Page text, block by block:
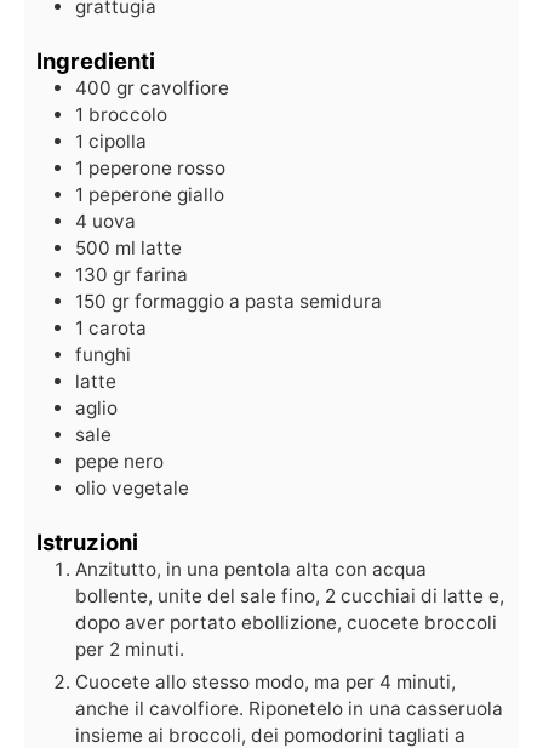
grattugia
Ingredienti
400 gr cavolfiore
1 broccolo
1 cipolla
1 peperone rosso
1 peperone giallo
4 uova
500 ml latte
130 gr farina
150 gr formaggio a pasta semidura
1 carota
funghi
latte
aglio
sale
pepe nero
olio vegetale
Istruzioni
Anzitutto, in una pentola alta con acqua
bollente, unite del sale fino, 2 cucchiai di latte e,
dopo aver portato ebollizione, cuocete broccoli
per 2 minuti.
Cuocete allo stesso modo, ma per 4 minuti,
anche il cavolfiore. Riponetelo in una casseruola
insieme ai broccoli, dei pomodorini tagliati a